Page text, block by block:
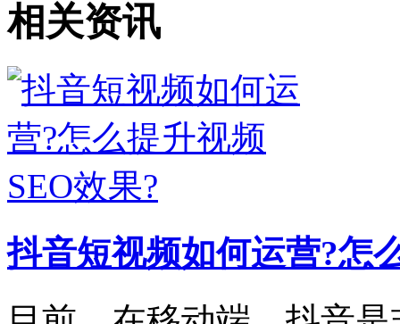
相关资讯
抖音短视频如何运营?怎